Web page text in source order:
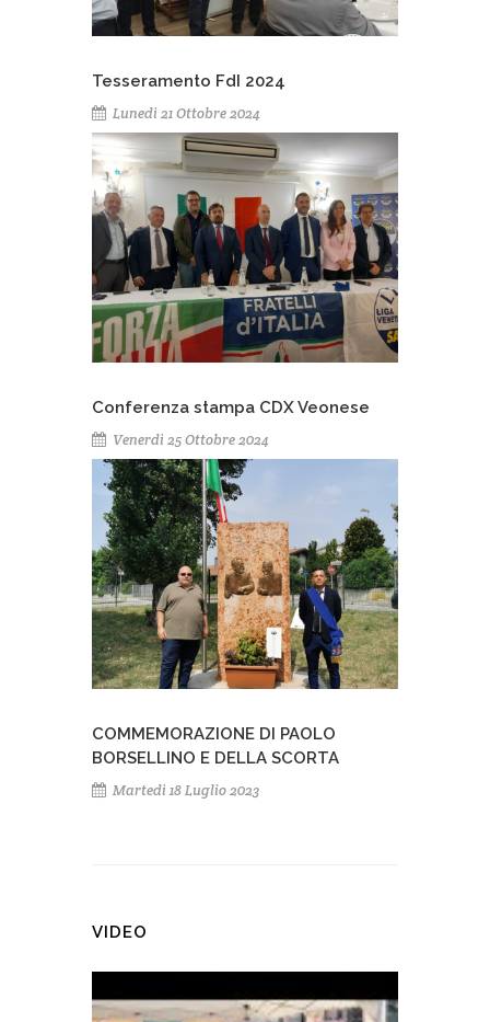
Tesseramento FdI 2024
Lunedì 21 Ottobre 2024
Conferenza stampa CDX Veonese
Venerdì 25 Ottobre 2024
COMMEMORAZIONE DI PAOLO
BORSELLINO E DELLA SCORTA
Martedì 18 Luglio 2023
VIDEO